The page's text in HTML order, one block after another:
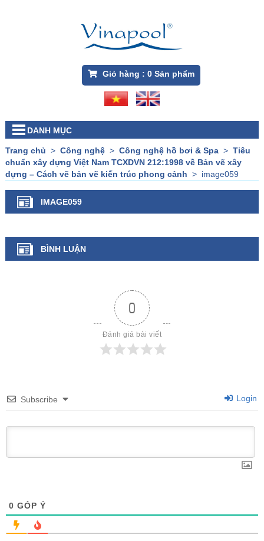
Giỏ hàng : 0Sản phẩm
DANH MỤC
Trang chủ > Công nghệ> Công nghệ hồ bơi & Spa> Tiêu
chuẩn xây dựng Việt Nam TCXDVN 212:1998 về Bản vẽ xây
dựng – Cách vẽ bản vẽ kiến trúc phong cảnh > image059
IMAGE059
BÌNH LUẬN
0
Đánh giá bài viết
Subscribe Login
0 GÓP Ý